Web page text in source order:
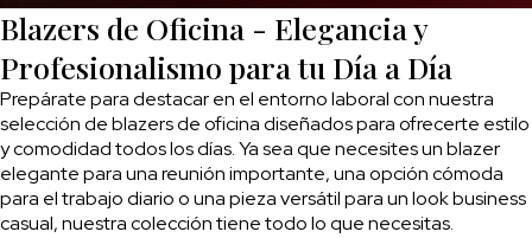
Blazers de Oficina - Elegancia y
Profesionalismo para tu Día a Día
Prepárate para destacar en el entorno laboral con nuestra
selección de blazers de oficina diseñados para ofrecerte estilo
y comodidad todos los días. Ya sea que necesites un blazer
elegante para una reunión importante, una opción cómoda
para el trabajo diario o una pieza versátil para un look business
casual, nuestra colección tiene todo lo que necesitas.